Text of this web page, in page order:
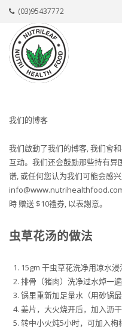
(03)95437772
我们的博客
我们啟動了我们的博客, 我们會
互动。我们还会鼓励那些持有
谱, 或任何您认为我们可能会感
時 赠送 $10禮券, 以表謝意。
虫草花汤的做法
15gm 干虫草花洗净用凉水浸
排骨（猪肉）洗净过水焯一遍
锅里重新加足量水（用砂锅
姜片，大火烧开后，加入沥干
转中小火炖5小时，可加入